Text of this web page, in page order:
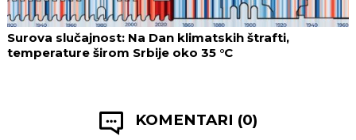
Surova slučajnost: Na Dan klimatskih štrafti,
temperature širom Srbije oko 35 °C
KOMENTARI (0)